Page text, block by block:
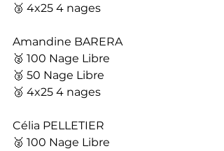
🥉 4x25 4 nages
Amandine BARERA
🥈 100 Nage Libre
🥉 50 Nage Libre
🥉 4x25 4 nages
Célia PELLETIER
🥈 100 Nage Libre